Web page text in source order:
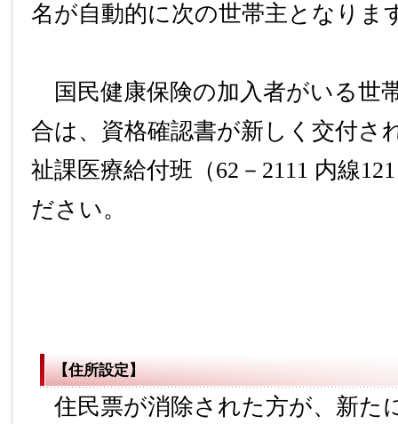
名が自動的に次の世帯主となりま
国民健康保険の加入者がいる世
合は、資格確認書が新しく交付さ
祉課医療給付班（62 － 2111 内線
ださい。
【住所設定】
住民票が消除された方が、新た